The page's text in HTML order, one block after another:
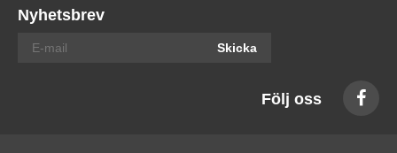
Nyhetsbrev
Skicka
Följ oss